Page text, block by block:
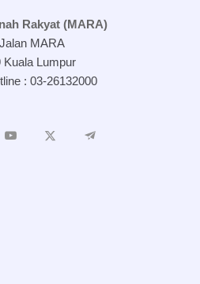
Rakyat (MARA)
MARA
Kuala Lumpur
: 03-26132000